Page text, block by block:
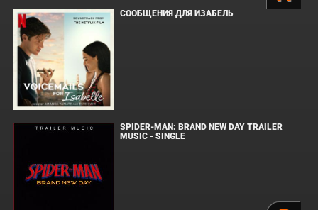
СООБЩЕНИЯ ДЛЯ ИЗАБЕЛЬ
SPIDER-MAN: BRAND NEW DAY TRAILER
MUSIC - SINGLE